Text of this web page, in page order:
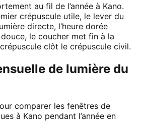
au fil de l’année à Kano.
crépuscule utile, le lever du
directe, l’heure dorée
le coucher met fin à la
clôt le crépuscule civil.
de lumière du
comparer les fenêtres de
à Kano pendant l’année en